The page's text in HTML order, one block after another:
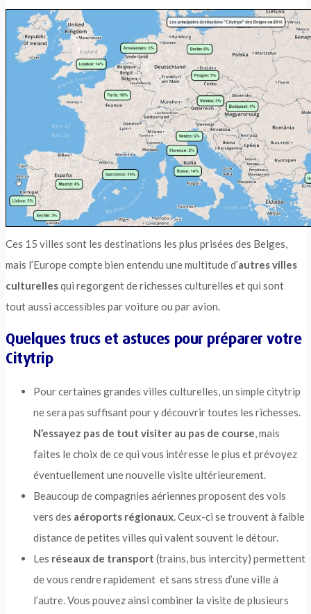
Ces 15 villes sont les destinations les plus prisées des Belges,
mais l’Europe compte bien entendu une multitude d’autres villes
culturellesqui regorgent de richesses culturelles et qui sont
tout aussi accessibles par voiture ou par avion.
Quelques trucs et astuces pour préparer votre
Citytrip
Pour certaines grandes villes culturelles, un simple citytrip
ne sera pas suffisant pour y découvrir toutes les richesses.
N’essayez pas de tout visiter au pas de course, mais
faites le choix de ce qui vous intéresse le plus et prévoyez
éventuellement une nouvelle visite ultérieurement.
Beaucoup de compagnies aériennes proposent des vols
vers des aéroports régionaux. Ceux-ci se trouvent à faible
distance de petites villes qui valent souvent le détour.
Les réseaux de transport (trains, bus intercity) permettent
de vous rendre rapidement et sans stress d’une ville à
l’autre. Vous pouvez ainsi combiner la visite de plusieurs